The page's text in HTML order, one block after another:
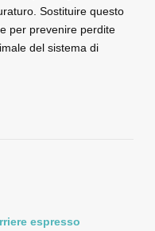
Sostituire questo
per prevenire perdite
del sistema di
espresso